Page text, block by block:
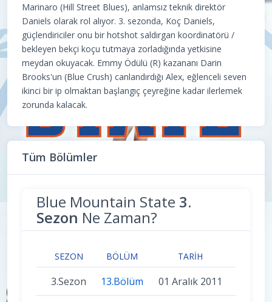
Marinaro (Hill Street Blues), anlamsız teknik direktör
Daniels olarak rol alıyor. 3. sezonda, Koç Daniels,
güçlendiriciler onu bir hotshot saldırgan koordinatörü /
bekleyen bekçi koçu tutmaya zorladığında yetkisine
meydan okuyacak. Emmy Ödülü (R) kazananı Darin
Brooks'un (Blue Crush) canlandırdığı Alex, eğlenceli seven
ikinci bir ip olmaktan başlangıç çeyreğine kadar ilerlemek
zorunda kalacak.
Tüm Bölümler
Blue Mountain State 3.
Sezon Ne Zaman?
SEZON BÖLÜM TARIH
3.Sezon 13.Bölüm 01 Aralık 2011